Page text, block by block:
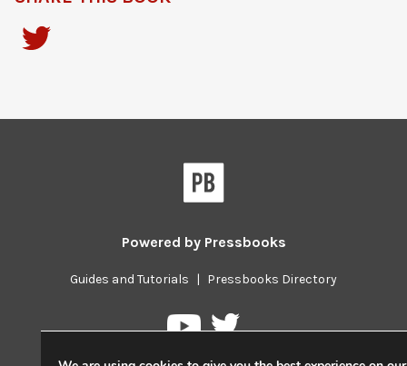
Powered by Pressbooks
Guides and Tutorials | Pressbooks Directory
PressbooksPressbooks